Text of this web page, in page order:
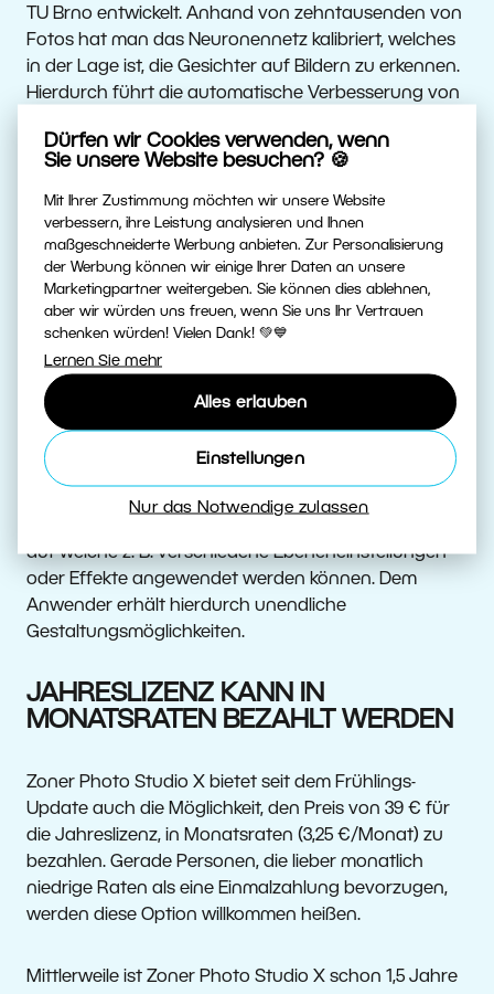
Dürfen wir Cookies verwenden, wenn
Sie unsere Website besuchen? 🍪
Mit Ihrer Zustimmung möchten wir unsere Website
verbessern, ihre Leistung analysieren und Ihnen
maßgeschneiderte Werbung anbieten. Zur Personalisierung
der Werbung können wir einige Ihrer Daten an unsere
Marketingpartner weitergeben. Sie können dies ablehnen,
aber wir würden uns freuen, wenn Sie uns Ihr Vertrauen
schenken würden! Vielen Dank! 💚💙
Lernen Sie mehr
Alles erlauben
Einstellungen
Nur das Notwendige zulassen
TU Brno entwickelt. Anhand von zehntausenden von
Fotos hat man das Neuronennetz kalibriert, welches
in der Lage ist, die Gesichter auf Bildern zu erkennen.
Hierdurch führt die automatische Verbesserung von
ANORDNUNGSMÖGLICHKEITEN
Um die Arbeit übersichtlicher zu gestalten, können
Anwender ausgewählte Panels im Modul Entwickeln
sowie Editor nach eigenem Wunsch organisieren
der Panels zurückkehren.
DIE ARBEIT MIT EBENEN WIRD
NOCH ANGENEHMER
auf welche z. B. verschiedene Ebeneneinstellungen
oder Effekte angewendet werden können. Dem
Anwender erhält hierdurch unendliche
Gestaltungsmöglichkeiten.
JAHRESLIZENZ KANN IN
MONATSRATEN BEZAHLT WERDEN
Zoner Photo Studio X bietet seit dem Frühlings-
Update auch die Möglichkeit, den Preis von 39 € für
die Jahreslizenz, in Monatsraten (3,25 €/Monat) zu
bezahlen. Gerade Personen, die lieber monatlich
niedrige Raten als eine Einmalzahlung bevorzugen,
werden diese Option willkommen heißen.
Mittlerweile ist Zoner Photo Studio X schon 1,5 Jahre